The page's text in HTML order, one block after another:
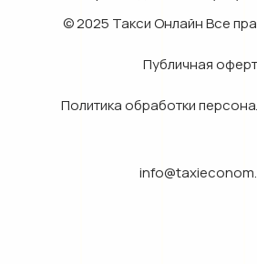
© 2025 Такси ОнлайнВсе
Публичная
Политика обработки